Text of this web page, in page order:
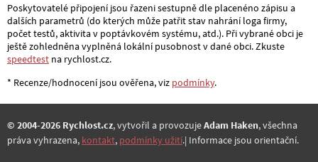
Poskytovatelé připojení jsou řazeni sestupně dle placenéno zápisu a
dalších parametrů (do kterých může patřit stav nahrání loga firmy,
počet testů, aktivita v poptávkovém systému, atd.). Při vybrané obci je
ještě zohledněna vyplněná lokální pusobnost v dané obci. Zkuste
speedtest na rychlost.cz.
* Recenze/hodnocení jsou ověřena, viz podmínky.
© 2004-2026 Rychlost.cz, vytvořil a provozujeAdam Haken, všechna
práva vyhrazena, kontakt, podmínky užití.| Informace jsou orientační.